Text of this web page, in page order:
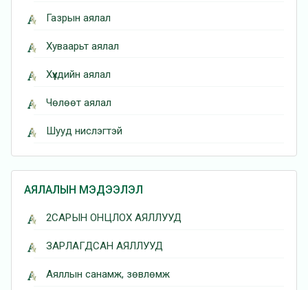
Газрын аялал
Хуваарьт аялал
Хүүхдийн аялал
Чөлөөт аялал
Шууд нислэгтэй
АЯЛАЛЫН МЭДЭЭЛЭЛ
2САРЫН ОНЦЛОХ АЯЛЛУУД
ЗАРЛАГДСАН АЯЛЛУУД
Аяллын санамж, зөвлөмж